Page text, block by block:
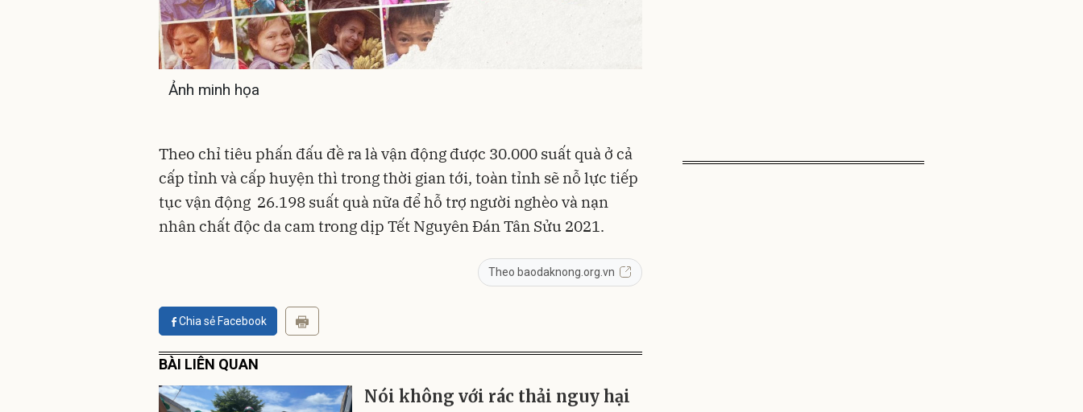
Ảnh minh họa
Theo chỉ tiêu phấn đấu đề ra là vận động được 30.000 suất quà ở cả
cấp tỉnh và cấp huyện thì trong thời gian tới, toàn tỉnh sẽ nỗ lực tiếp
tục vận động 26.198 suất quà nữa để hỗ trợ người nghèo và nạn
nhân chất độc da cam trong dịp Tết Nguyên Đán Tân Sửu 2021.
Theo baodaknong.org.vn
Chia sẻ Facebook
BÀI LIÊN QUAN
Nói không với rác thải nguy hại